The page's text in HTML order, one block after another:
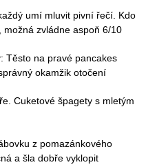
umí mluvit pivní řečí. Kdo
zvládne aspoň 6/10
Těsto na pravé pancakes
okamžik otočení
Cuketové špagety s mletým
z pomazánkového
a šla dobře vyklopit